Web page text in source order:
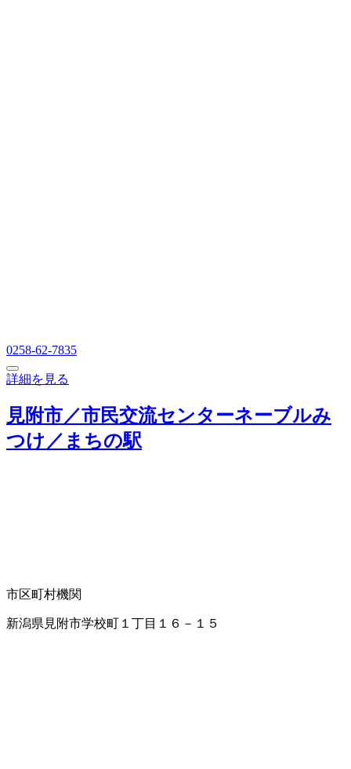
0258-62-7835
詳細を見る
見附市／市民交流センターネーブルみ
つけ／まちの駅
市区町村機関
新潟県見附市学校町１丁目１６－１５